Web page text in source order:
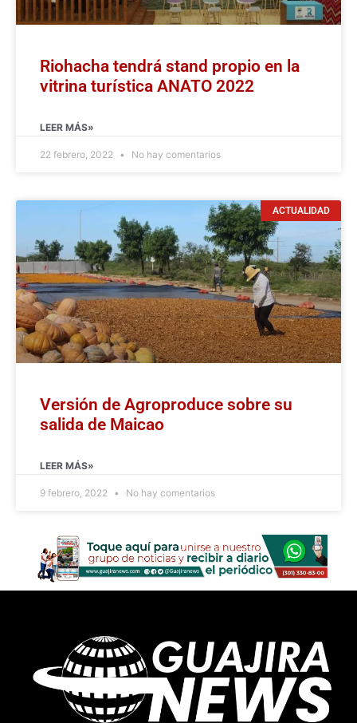
Riohacha tendrá stand propio en la
vitrina turística ANATO 2022
LEER MÁS»
22 febrero, 2022 No hay comentarios
ACTUALIDAD
Versión de Agroproduce sobre su
salida de Maicao
LEER MÁS»
9 febrero, 2022 No hay comentarios